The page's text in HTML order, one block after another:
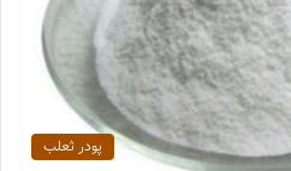
پودر ثعلب